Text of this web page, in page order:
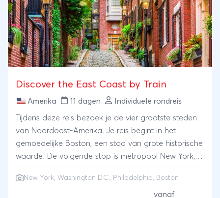
Discover the East Coast by Train
Amerika 11 dagen Individuele rondreis
Tijdens deze reis bezoek je de vier grootste steden
van Noordoost-Amerika. Je reis begint in het
gemoedelijke Boston, een stad van grote historische
waarde. De volgende stop is metropool New York,
wijken en waar te veel bezienswaardigheden zijn om
op te noemen. Hierna reis je verder naar
New York, Washington D.C., Philadelphia, Boston
vanaf